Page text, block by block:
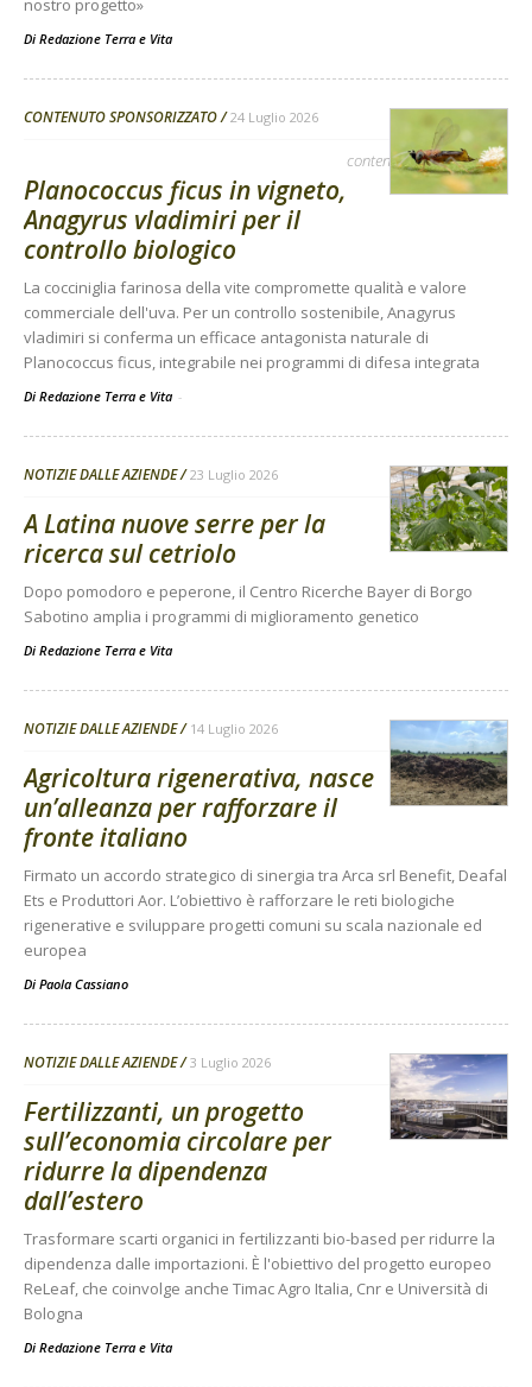
nostro progetto»
Di Redazione Terra e Vita
CONTENUTO SPONSORIZZATO 24 Luglio 2026
contenuto sponsorizzato
Planococcus ficus in vigneto,
Anagyrus vladimiri per il
controllo biologico
La cocciniglia farinosa della vite compromette qualità e valore
commerciale dell'uva. Per un controllo sostenibile, Anagyrus
vladimiri si conferma un efficace antagonista naturale di
Planococcus ficus, integrabile nei programmi di difesa integrata
Di Redazione Terra e Vita -
NOTIZIE DALLE AZIENDE 23 Luglio 2026
A Latina nuove serre per la
ricerca sul cetriolo
Dopo pomodoro e peperone, il Centro Ricerche Bayer di Borgo
Sabotino amplia i programmi di miglioramento genetico
Di Redazione Terra e Vita
NOTIZIE DALLE AZIENDE 14 Luglio 2026
Agricoltura rigenerativa, nasce
un’alleanza per rafforzare il
fronte italiano
Firmato un accordo strategico di sinergia tra Arca srl Benefit, Deafal
Ets e Produttori Aor. L’obiettivo è rafforzare le reti biologiche
rigenerative e sviluppare progetti comuni su scala nazionale ed
europea
Di Paola Cassiano
NOTIZIE DALLE AZIENDE 3 Luglio 2026
Fertilizzanti, un progetto
sull’economia circolare per
ridurre la dipendenza
dall’estero
Trasformare scarti organici in fertilizzanti bio-based per ridurre la
dipendenza dalle importazioni. È l'obiettivo del progetto europeo
ReLeaf, che coinvolge anche Timac Agro Italia, Cnr e Università di
Bologna
Di Redazione Terra e Vita